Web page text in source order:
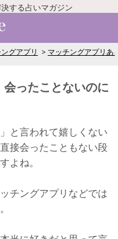
する占いマガジン
グアプリ マッチングアプリあ
ったことないのに
と言われて嬉しくない
接会ったこともない段
よね。
チングアプリなどでは